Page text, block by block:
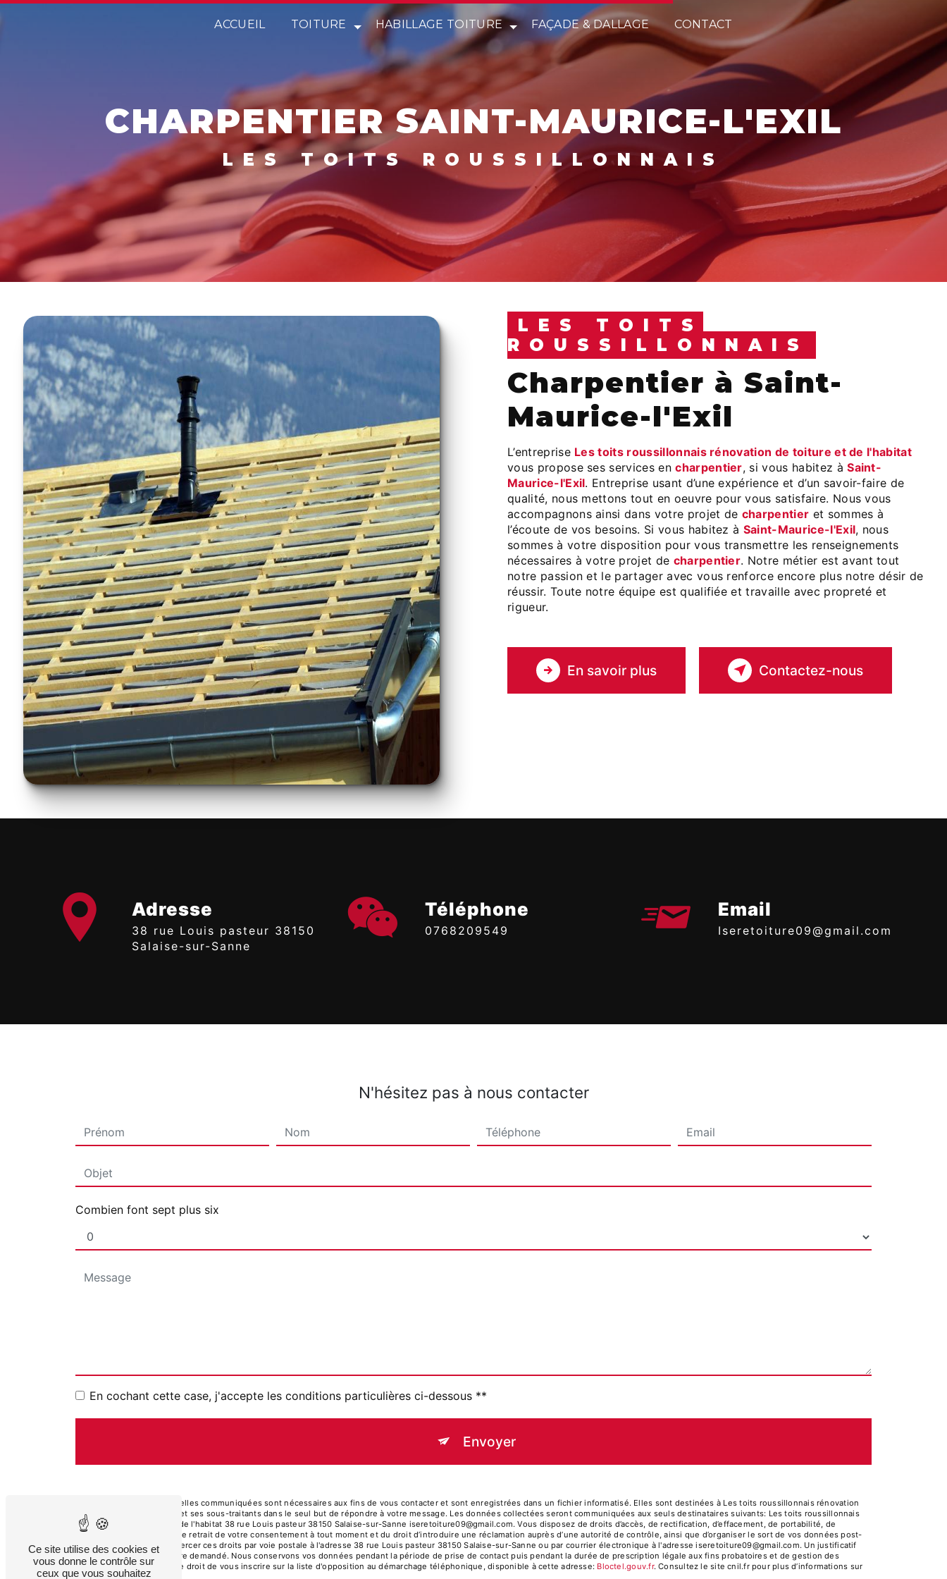
ACCUEIL TOITURE HABILLAGE TOITURE FAÇADE & DALLAGE CONTACT
CHARPENTIER SAINT-MAURICE-L'EXIL
LES TOITS ROUSSILLONNAIS
LES TOITS
ROUSSILLONNAIS
charpentier à Saint-
Maurice-l'Exil
L’entreprise Les toits roussillonnais rénovation de toiture et de l'habitat
vous propose ses services encharpentier, si vous habitez àSaint-
Maurice-l'Exil. Entreprise usant d’une expérience et d’un savoir-faire de
qualité, nous mettons tout en oeuvre pour vous satisfaire. Nous vous
accompagnons ainsi dans votre projet de charpentier et sommes à
l’écoute de vos besoins. Si vous habitez à Saint-Maurice-l'Exil, nous
sommes à votre disposition pour vous transmettre les renseignements
nécessaires à votre projet de charpentier. Notre métier est avant tout
notre passion et le partager avec vous renforce encore plus notre désir de
réussir. Toute notre équipe est qualifiée et travaille avec propreté et
rigueur.
En savoir plus Contactez-nous
Adresse
38 rue Louis pasteur 38150
Salaise-sur-Sanne
Téléphone
0768209549
Email
iseretoiture09@gmail.com
N'hésitez pas à nous contacter
Combien font sept plus six
En cochant cette case, j'accepte les conditions particulières ci-dessous **
Envoyer
** Les données personnelles communiquées sont nécessaires aux fins de vous contacter et sont enregistrées dans un fichier informatisé. Elles sont destinées à Les toits roussillonnais rénovation
de toiture et de l'habitat et ses sous-traitants dans le seul but de répondre à votre message. Les données collectées seront communiquées aux seuls destinataires suivants: Les toits roussillonnais
rénovation de toiture et de l'habitat 38 rue Louis pasteur 38150 Salaise-sur-Sanne iseretoiture09@gmail.com. Vous disposez de droits d’accès, de rectification, d’effacement, de portabilité, de
limitation, d’opposition, de retrait de votre consentement à tout moment et du droit d’introduire une réclamation auprès d’une autorité de contrôle, ainsi que d’organiser le sort de vos données post-
mortem. Vous pouvez exercer ces droits par voie postale à l'adresse 38 rue Louis pasteur 38150 Salaise-sur-Sanne ou par courrier électronique à l'adresse iseretoiture09@gmail.com. Un justificatif
d'identité pourra vous être demandé. Nous conservons vos données pendant la période de prise de contact puis pendant la durée de prescription légale aux fins probatoires et de gestion des
contentieux. Vous avez le droit de vous inscrire sur la liste d'opposition au démarchage téléphonique, disponible à cette adresse:
Bloctel.gouv.fr. Consultez le site cnil.fr pour plus d’informations sur
Ce site utilise des cookies et
vous donne le contrôle sur
ceux que vous souhaitez